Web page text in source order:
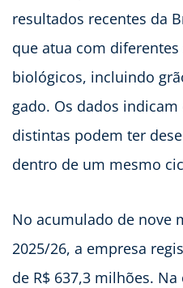
resultados recentes da
que atua com
biológicos, incluindo
gado. Os dados
distintas podem ter
dentro de um mesmo
No acumulado de nove
2025/26, a empresa
de R$ 637,3 milhões.